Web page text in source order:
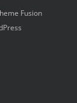
Fusion